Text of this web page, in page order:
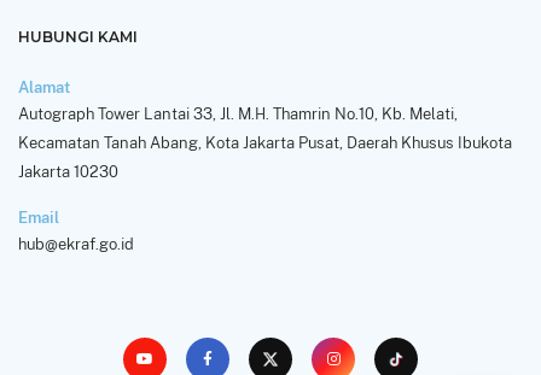
HUBUNGI KAMI
Alamat
Autograph Tower Lantai 33, Jl. M.H. Thamrin No.10, Kb. Melati,
Kecamatan Tanah Abang, Kota Jakarta Pusat, Daerah Khusus Ibukota
Jakarta 10230
Email
hub@ekraf.go.id